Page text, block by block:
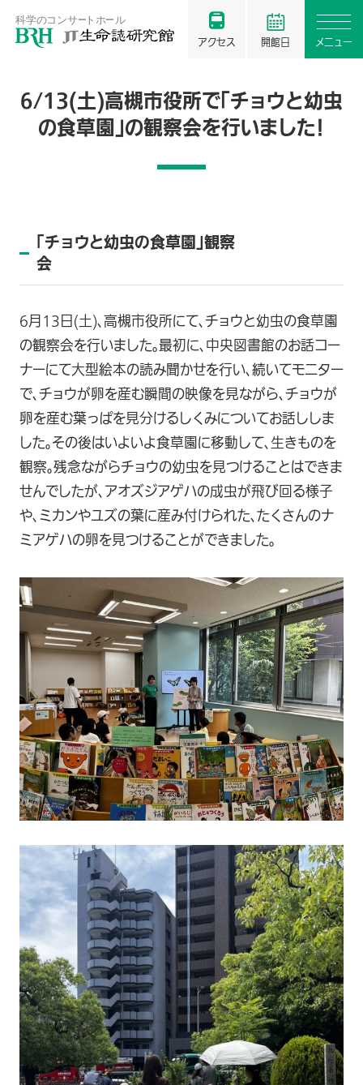
開館日 メニュー
アクセス
6/13(土)高槻市役所で「チョウと幼虫
の食草園」の観察会を行いました！
「チョウと幼虫の食草園」観察
会
6月13日(土)、高槻市役所にて、チョウと幼虫の食草園
の観察会を行いました。最初に、中央図書館のお話コー
ナーにて大型絵本の読み聞かせを行い、続いてモニター
で、チョウが卵を産む瞬間の映像を見ながら、チョウが
卵を産む葉っぱを見分けるしくみについてお話ししま
した。その後はいよいよ食草園に移動して、生きものを
観察。残念ながらチョウの幼虫を見つけることはできま
せんでしたが、アオズジアゲハの成虫が飛び回る様子
や、ミカンやユズの葉に産み付けられた、たくさんのナ
ミアゲハの卵を見つけることができました。